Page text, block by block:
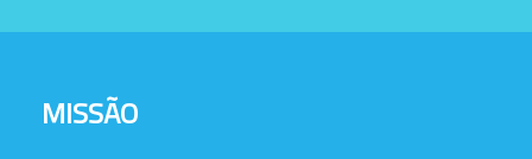
MISSÃO